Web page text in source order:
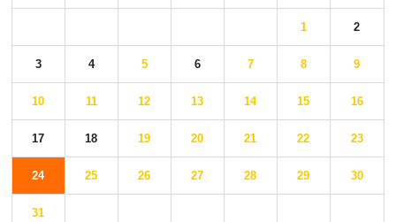
1 2
3 4 5 6 7 8 9
10 11 12 13 14 15 16
17 18 19 20 21 22 23
24 25 26 27 28 29 30
31